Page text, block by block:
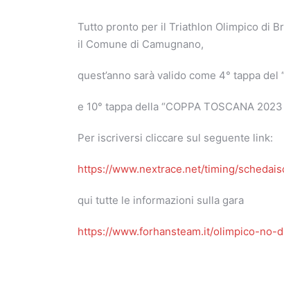
Tutto pronto per il Triathlon Olimpico di
il Comune di Camugnano,
quest’anno sarà valido come 4° tappa del
e 10° tappa della “COPPA TOSCANA 2023
Per iscriversi cliccare sul seguente link:
https://www.nextrace.net/timing/
qui tutte le informazioni sulla gara
https://www.forhansteam.it/olimpico-no-